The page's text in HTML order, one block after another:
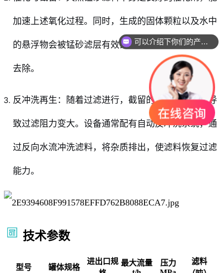
加速上述氧化过程。同时，生成的固体颗粒以及水中
的悬浮物会被锰砂滤层有效截留和吸附，从而从水中
去除。
反冲洗再生：随着过滤进行，截留的杂质会增多，导
致过滤阻力变大。设备通常配有自动反冲洗系统，通
过反向水流冲洗滤料，将杂质排出，使滤料恢复过滤
能力。
技术参数
型号 罐体规格
进出口规 最大流量
压力
滤料
可以介绍下你们的产品么